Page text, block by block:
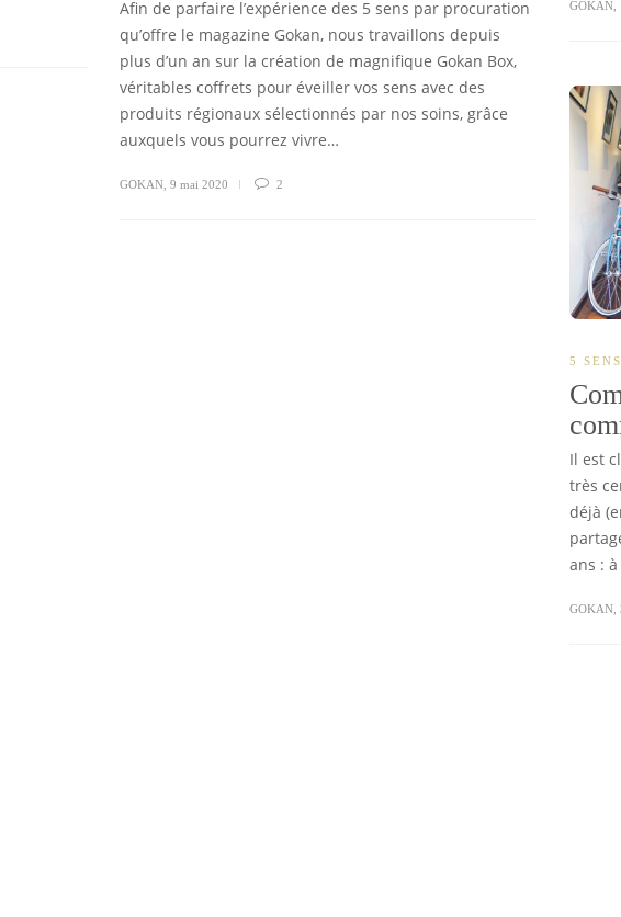
Afin de parfaire l’expérience des 5 sens par procuration
qu’offre le magazine Gokan, nous travaillons depuis
plus d’un an sur la création de magnifique Gokan Box,
véritables coffrets pour éveiller vos sens avec des
produits régionaux sélectionnés par nos soins, grâce
auxquels vous pourrez vivre…
GOKAN 9 mai 2020 2
GOKAN,
5 SENS
Il est
très
déjà
ans :
GOKAN,